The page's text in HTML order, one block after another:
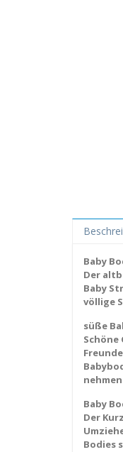
Baby
Der
Baby
völlige
süße
Baby
Der
Bodies